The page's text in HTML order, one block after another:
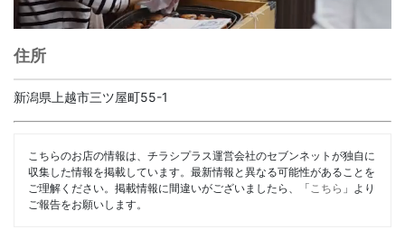
住所
新潟県上越市三ツ屋町55-1
こちらのお店の情報は、チラシプラス運営会社のセブンネットが独自に
収集した情報を掲載しています。最新情報と異なる可能性があることを
ご理解ください。掲載情報に間違いがございましたら、「 こちら 」より
ご報告をお願いします。